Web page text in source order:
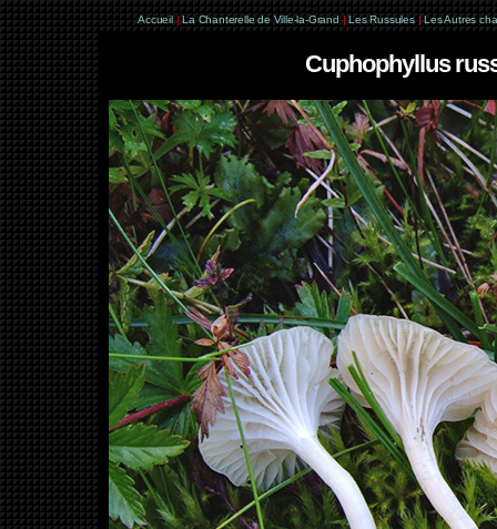
Accueil | La Chanterelle de Ville-la-Grand | Les Russules | Les Autres
Cuphophyllus